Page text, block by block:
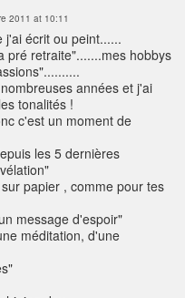
2011 at 10:11
j'ai écrit ou peint......
pré retraite".......mes hobbys
années et j'ai
tonalités !
c'est un moment de
les 5 dernières
papier , comme pour tes
message d'espoir"
méditation, d'une